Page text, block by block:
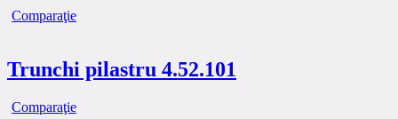
Comparaţie
Trunchi pilastru 4.52.101
Comparaţie